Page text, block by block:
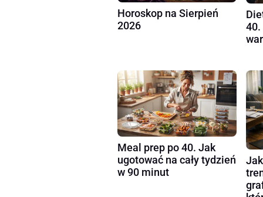
Horoskop na Sierpień
2026
40.
Meal prep po 40. Jak
ugotować na cały tydzień
w 90 minut